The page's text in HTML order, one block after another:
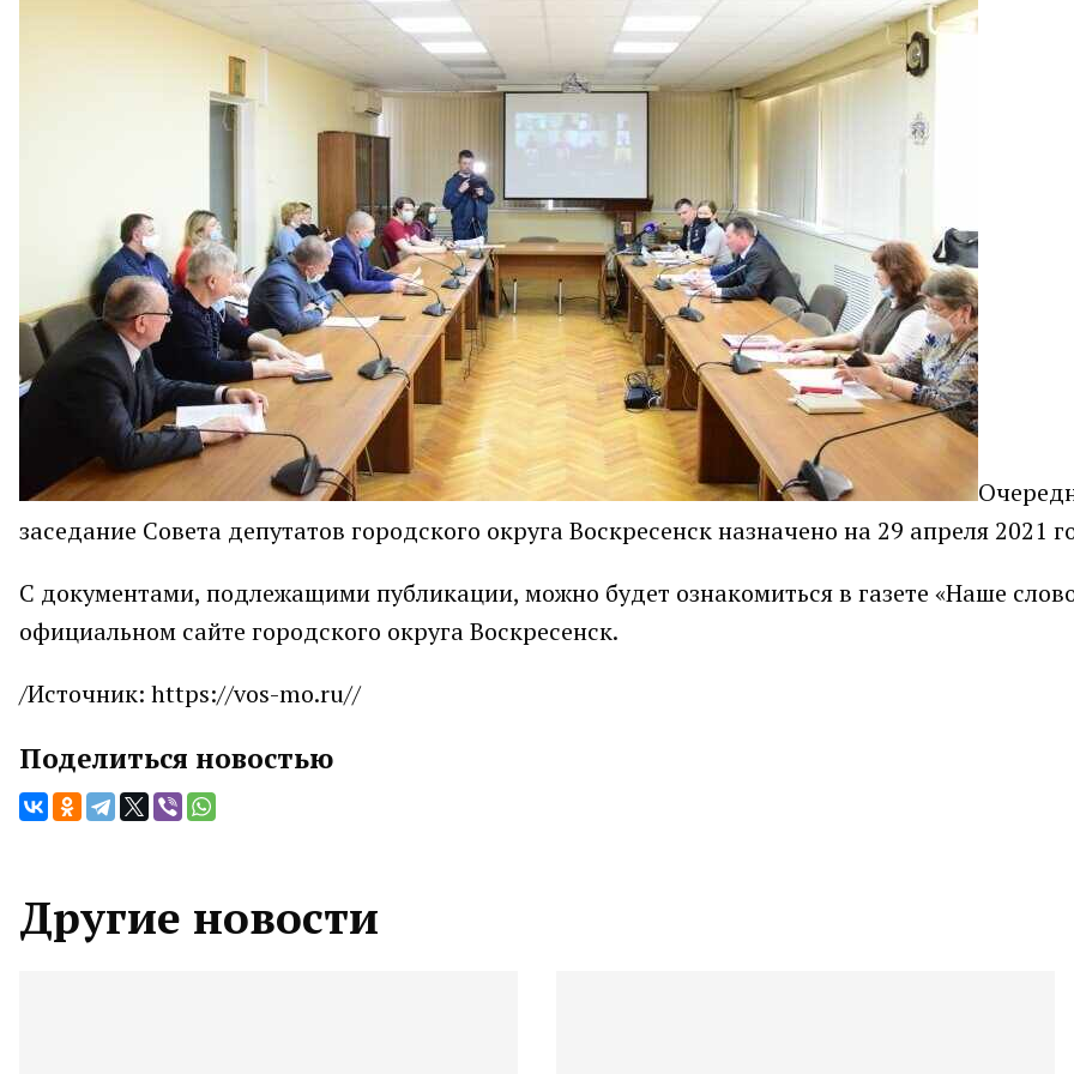
заседание Совета депутатов городского округа Воскресенск назначено на 29 апреля 2021
С документами, подлежащими публикации, можно будет ознакомиться в газете «Наше
официальном сайте городского округа Воскресенск.
/Источник: https://vos-mo.ru//
Поделиться новостью
Другие новости